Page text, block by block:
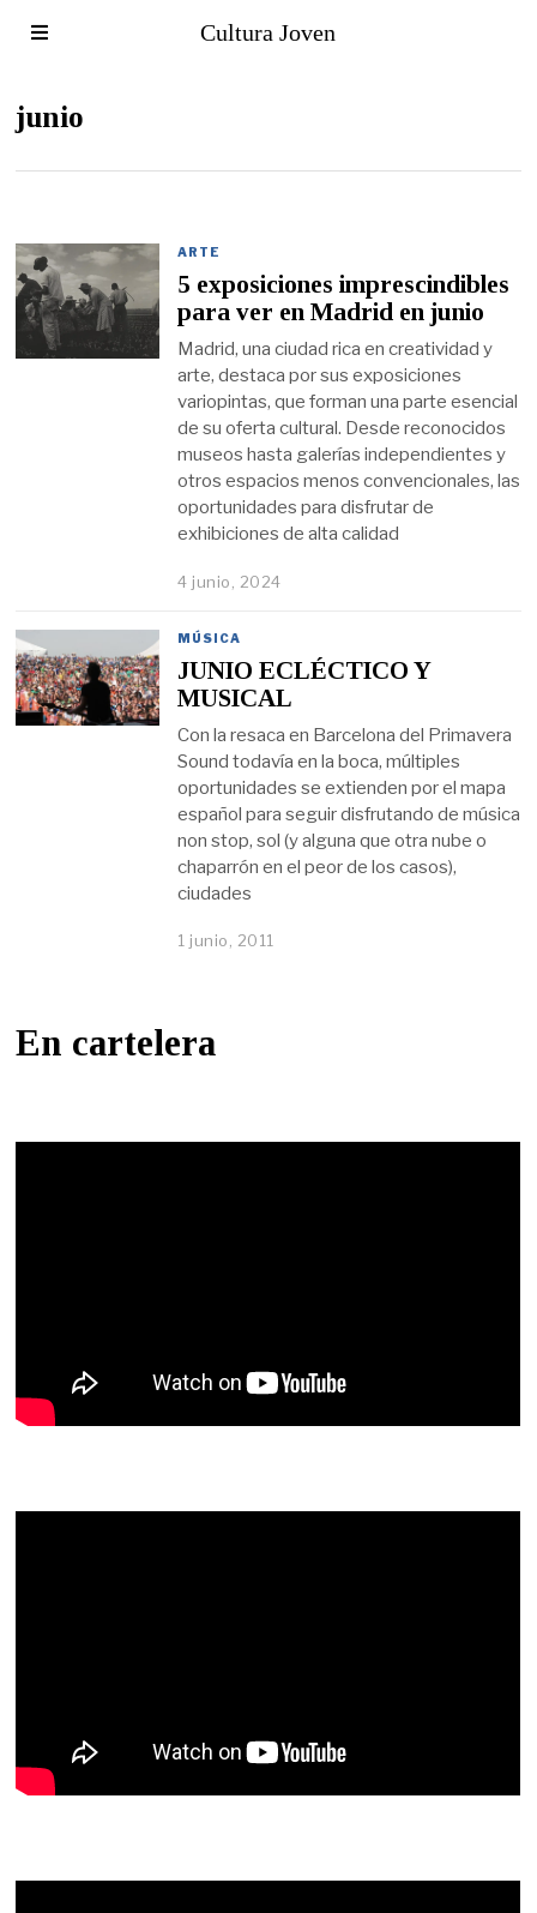
Cultura Joven
junio
ARTE
5 exposiciones imprescindibles
para ver en Madrid en junio
Madrid, una ciudad rica en creatividad y
arte, destaca por sus exposiciones
variopintas, que forman una parte esencial
de su oferta cultural. Desde reconocidos
museos hasta galerías independientes y
otros espacios menos convencionales, las
oportunidades para disfrutar de
exhibiciones de alta calidad
4 junio, 2024
MÚSICA
JUNIO ECLÉCTICO Y
MUSICAL
Con la resaca en Barcelona del Primavera
Sound todavía en la boca, múltiples
oportunidades se extienden por el mapa
español para seguir disfrutando de música
non stop, sol (y alguna que otra nube o
chaparrón en el peor de los casos),
ciudades
1 junio, 2011
En cartelera